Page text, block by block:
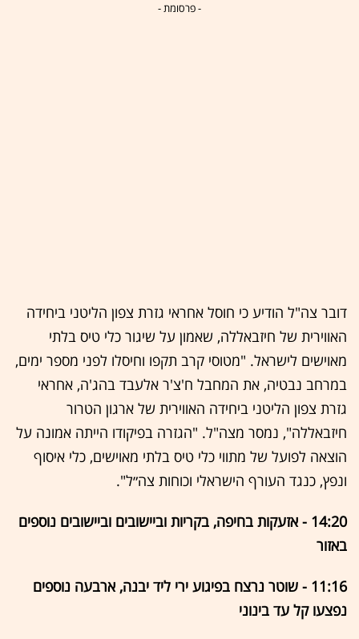
- פרסומת -
דובר צה"ל הודיע כי חוסל אחראי גזרת צפון הליטני ביחידה
האווירית של חיזבאללה, שאמון על שיגור כלי טיס בלתי
מאוישים לישראל. "מטוסי קרב תקפו וחיסלו לפני מספר ימים,
במרחב נבטיה, את המחבל ח'צ'ר אלעבד בהג'ה, אחראי
גזרת צפון הליטני ביחידה האווירית של ארגון הטרור
חיזבאללה", נמסר מצה"ל. "הגזרה בפיקודו הייתה אמונה על
הוצאה לפועל של מתווי כלי טיס בלתי מאוישים, כלי איסוף
ונפץ, כנגד העורף הישראלי וכוחות צה״ל".
14:20 - אזעקות בחיפה, בקריות וביישובים וביישובים נוספים
באזור
11:16 - שוטר נרצח בפיגוע ירי ליד יבנה, ארבעה נוספים
נפצעו קל עד בינוני